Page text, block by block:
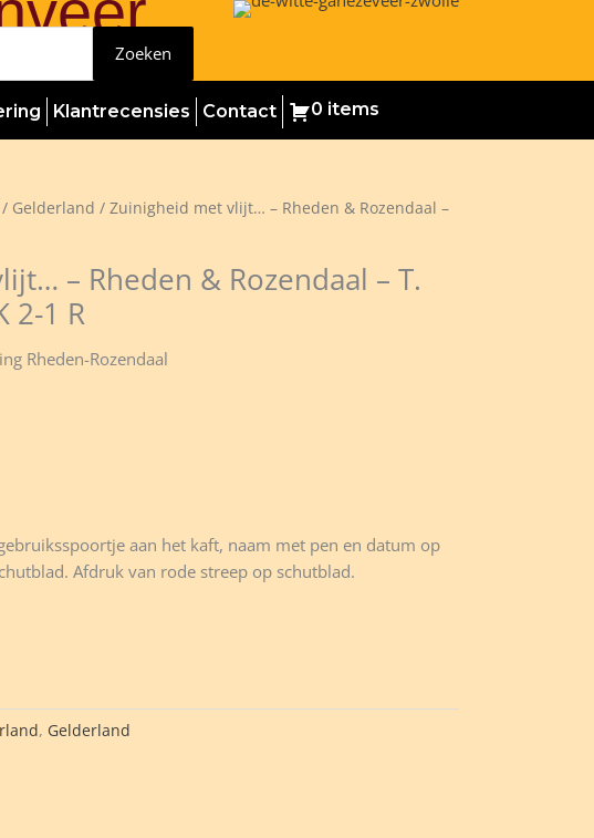
Zoeken
Klantrecensies Contact 0 items
/ Gelderland / Zuinigheid met vlijt… – Rheden & Rozendaal –
– Rheden & Rozendaal – T.
2-1 R
Rheden-Rozendaal
aan het kaft, naam met pen en datum op
Afdruk van rode streep op schutblad.
, Gelderland